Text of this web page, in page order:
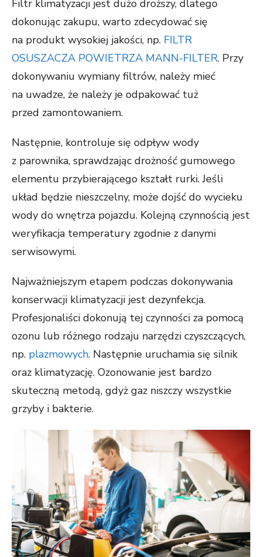
Filtr klimatyzacji jest dużo droższy, dlatego
dokonując zakupu, warto zdecydować się
na produkt wysokiej jakości, np. FILTR
OSUSZACZA POWIETRZA MANN-FILTER. Przy
dokonywaniu wymiany filtrów, należy mieć
na uwadze, że należy je odpakować tuż
przed zamontowaniem.
Następnie, kontroluje się odpływ wody
z parownika, sprawdzając drożność gumowego
elementu przybierającego kształt rurki. Jeśli
układ będzie nieszczelny, może dojść do wycieku
wody do wnętrza pojazdu. Kolejną czynnością jest
weryfikacja temperatury zgodnie z danymi
serwisowymi.
Najważniejszym etapem podczas dokonywania
konserwacji klimatyzacji jest dezynfekcja.
Profesjonaliści dokonują tej czynności za pomocą
ozonu lub różnego rodzaju narzędzi czyszczących,
np. plazmowych. Następnie uruchamia się silnik
oraz klimatyzację. Ozonowanie jest bardzo
skuteczną metodą, gdyż gaz niszczy wszystkie
grzyby i bakterie.